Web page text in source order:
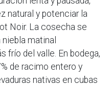
natural y potenciar la
Noir. La cosecha se
matinal
frío del valle. En bodega,
de racimo entero y
nativas en cubas